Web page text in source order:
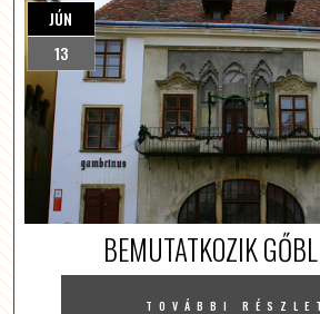
JÚN
13
BEMUTATKOZIK
TOVÁBBI